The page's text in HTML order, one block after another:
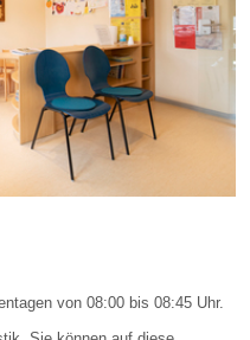
von 08:00 bis 08:45 Uhr.